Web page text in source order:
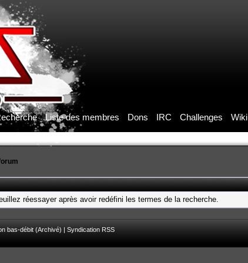
Liste des membres Dons IRC Challenges Wiki
réessayer après avoir redéfini les termes de la recherche.
bas-débit (Archivé) |Syndication RSS